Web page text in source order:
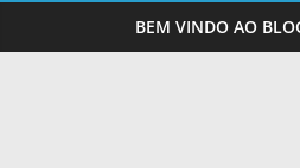
BEM VINDO AO